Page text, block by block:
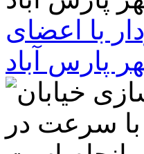
با اعضای
پارس آباد